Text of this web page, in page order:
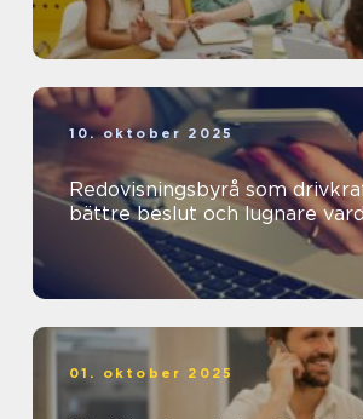
10. oktober 2025
Redovisningsbyrå som
bättre beslut och lugnare
01. oktober 2025